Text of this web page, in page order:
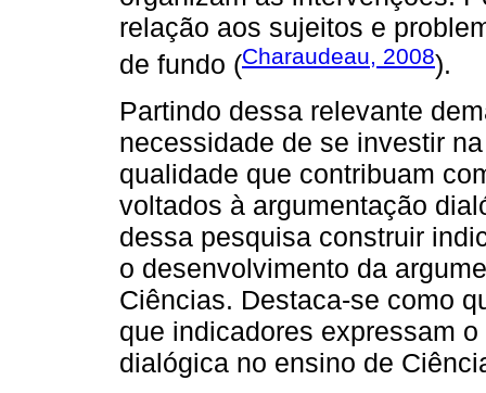
relação aos sujeitos e
de fundo (Charaudeau, 2008).
Partindo dessa relevante
necessidade de se investir
qualidade que contribuam
voltados à argumentação
dessa pesquisa construir
o desenvolvimento da
Ciências. Destaca-se como
que indicadores expressam
dialógica no ensino de